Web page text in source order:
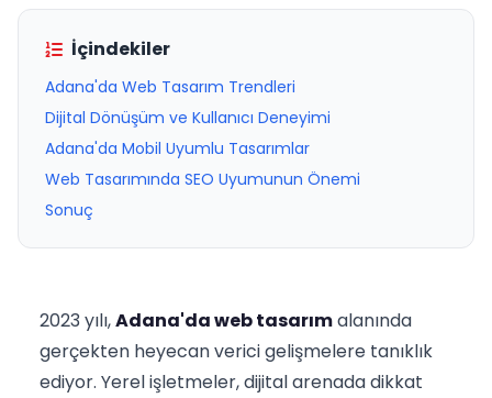
İçindekiler
Adana'da Web Tasarım Trendleri
Dijital Dönüşüm ve Kullanıcı Deneyimi
Adana'da Mobil Uyumlu Tasarımlar
Web Tasarımında SEO Uyumunun Önemi
Sonuç
2023 yılı,Adana'da web tasarımalanında
gerçekten heyecan verici gelişmelere tanıklık
ediyor. Yerel işletmeler, dijital arenada dikkat